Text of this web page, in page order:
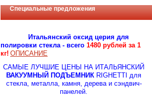
Специальные предложения
Итальянский оксид церия для
полировки стекла - всего 1480 рублей за 1
кг! ОПИСАНИЕ
CАМЫЕ ЛУЧШИЕ ЦЕНЫ НА ИТАЛЬЯНСКИЙ
ВАКУУМНЫЙ ПОДЪЕМНИК RIGHETTI для
стекла, металла, камня, дерева и сэндвич-
панелей.